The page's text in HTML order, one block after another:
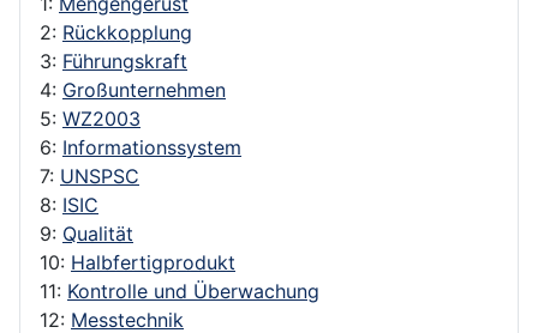
2: Rückkopplung
3: Führungskraft
4: Großunternehmen
5: WZ2003
6: Informationssystem
7: UNSPSC
8: ISIC
9: Qualität
10: Halbfertigprodukt
11: Kontrolle und Überwachung
12: Messtechnik